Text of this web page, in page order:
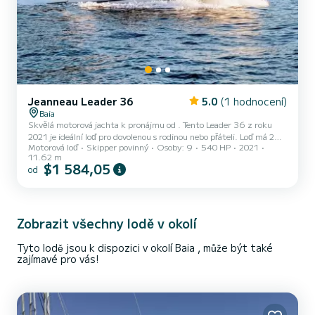
Jeanneau Leader 36 5.0 (1 hodnocení)
Baia
Skvělá motorová jachta k pronájmu od . Tento Leader 36 z roku
2021 je ideální loď pro dovolenou s rodinou nebo přáteli. Loď má 2
komfortní kajuty a kapacitu lodi 4 osoby. S celkovou délkou 12
metrů bude vaším nejlepším spojencem pro strávení nevšední
dovolené na vodě v okolí Má následující vybavení: Autopilot, TV,
na v...
Motorová loď Skipper povinný Osoby: 9 540 HP
2021
11.62 m
od $1 584,05
Zobrazit všechny lodě v okolí
Tyto lodě jsou k dispozici v okolí Baia , může být také
zajímavé pro vás!